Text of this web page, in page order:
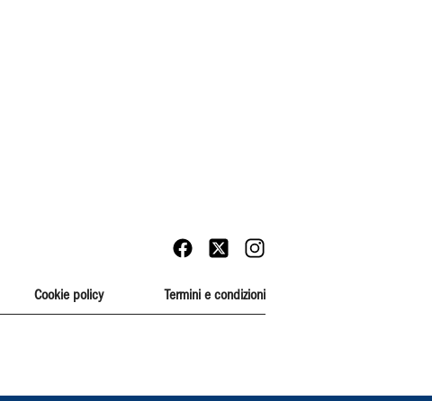
Cookie policy Termini e condizioni